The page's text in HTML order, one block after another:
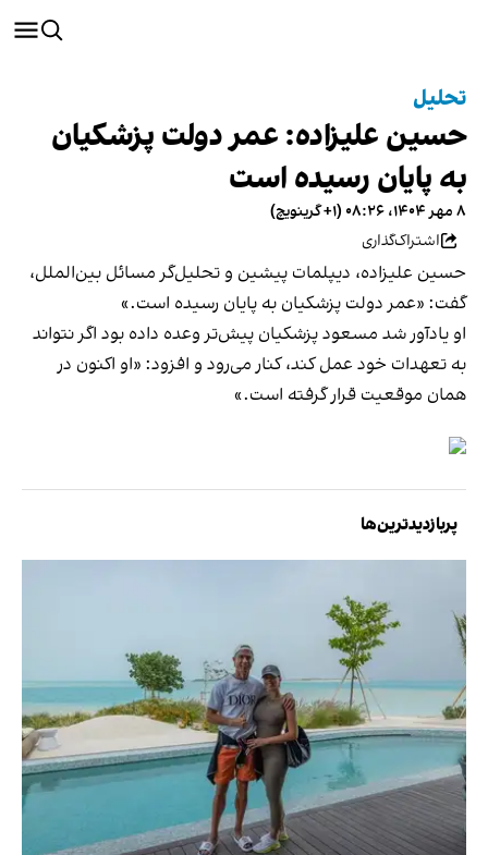
تحلیل
حسین علیزاده: عمر دولت پزشکیان
به پایان رسیده است
۸ مهر ۱۴۰۴، ۰۸:۲۶ (‎+۱ گرینویچ)
اشتراک‌گذاری
حسین علیزاده، دیپلمات پیشین و تحلیل‌گر مسائل بین‌الملل،
گفت: «عمر دولت پزشکیان به پایان رسیده است.»
او یادآور شد مسعود پزشکیان پیش‌تر وعده داده بود اگر نتواند
به تعهدات خود عمل کند، کنار می‌رود و افزود: «او اکنون در
همان موقعیت قرار گرفته است.»
پربازدیدترین‌ها